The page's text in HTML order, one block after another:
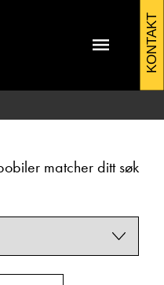
KONTAKT
matcher ditt søk
resultat